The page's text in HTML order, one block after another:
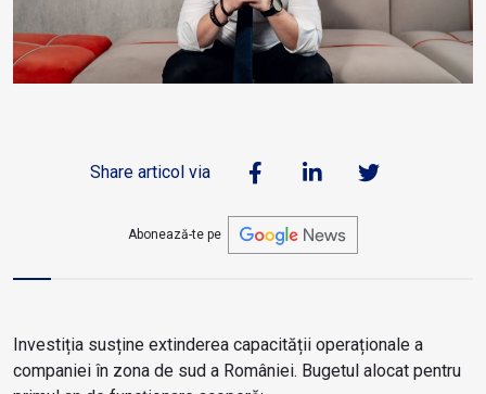
Share articol via
Abonează-te pe
Investiția susține extinderea capacității operaționale a
companiei în zona de sud a României. Bugetul alocat pentru